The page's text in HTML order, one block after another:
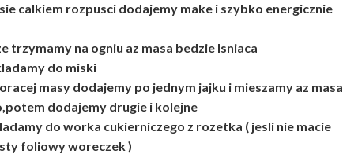
calkiem rozpusci dodajemy make i szybko energicznie
trzymamy na ogniu az masa bedzie lsniaca
do miski
masy dodajemy po jednym jajku i mieszamy az masa
dodajemy drugie i kolejne
do worka cukierniczego z rozetka ( jesli nie macie
foliowy woreczek )